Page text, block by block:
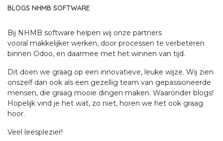
BLOGS NHMB SOFTWARE
Bij NHMB software helpen wij onze partners
vooral makkelijker werken, door processen te verbeteren
binnen Odoo, en daarmee met het winnen van tijd.
Dit doen we graag op een innovatieve, leuke wijze. Wij zien
onszelf dan ook als een gezellig team van gepassioneerde
mensen, die graag mooie dingen maken. Waaronder blogs!
Hopelijk vind je het wat, zo niet, horen we het ook graag
hoor.
Veel leesplezier!